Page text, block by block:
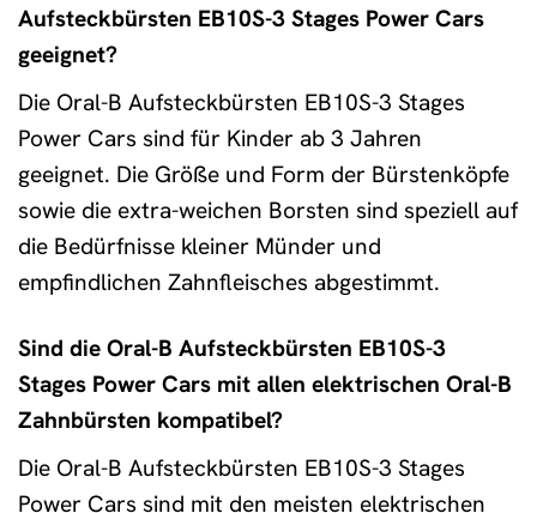
Aufsteckbürsten EB10S-3 Stages Power Cars
geeignet?
Die Oral-B Aufsteckbürsten EB10S-3 Stages
Power Cars sind für Kinder ab 3 Jahren
geeignet. Die Größe und Form der Bürstenköpfe
sowie die extra-weichen Borsten sind speziell auf
die Bedürfnisse kleiner Münder und
empfindlichen Zahnfleisches abgestimmt.
Sind die Oral-B Aufsteckbürsten EB10S-3
Stages Power Cars mit allen elektrischen Oral-B
Zahnbürsten kompatibel?
Die Oral-B Aufsteckbürsten EB10S-3 Stages
Power Cars sind mit den meisten elektrischen